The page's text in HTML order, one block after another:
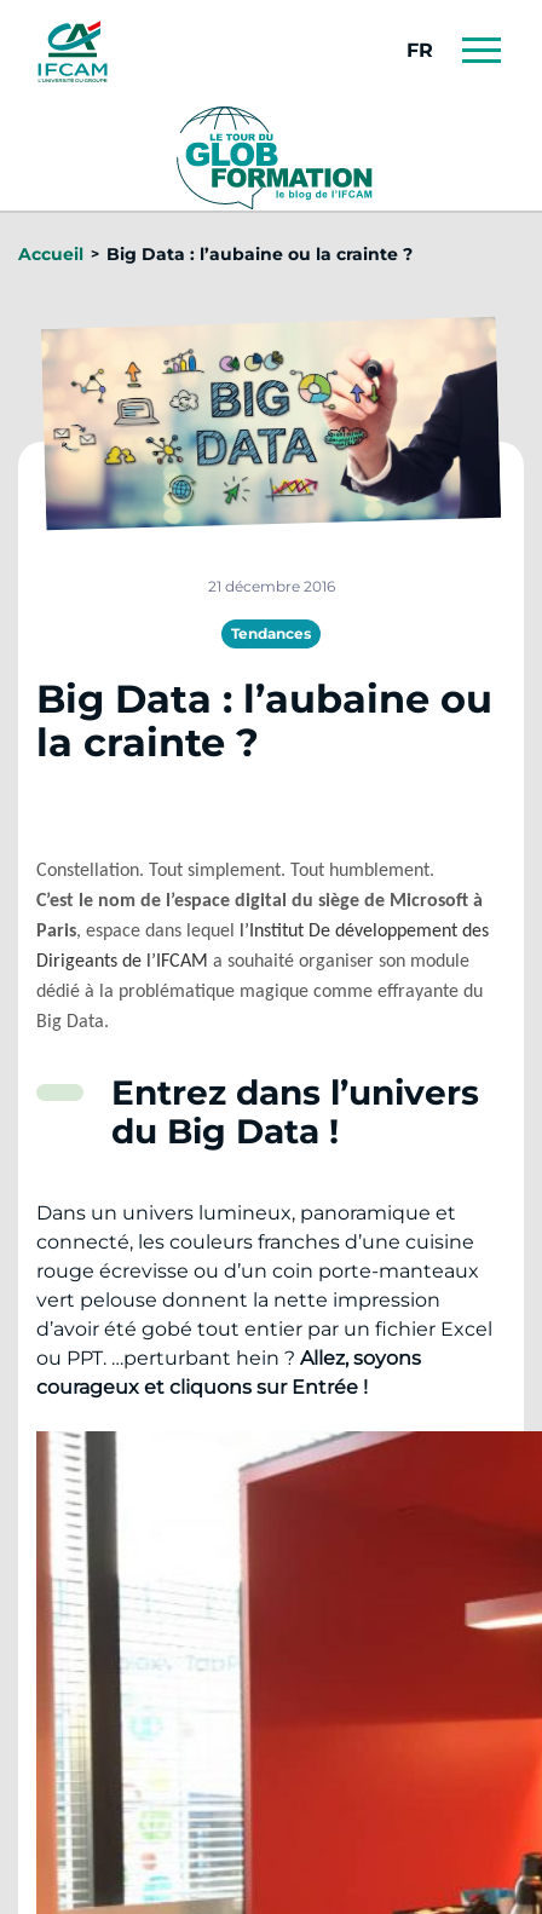
FRANÇAIS
Accueil Big Data : l’aubaine ou la crainte ?
21 décembre 2016
Tendances
Big Data : l’aubaine ou
la crainte ?
Constellation. Tout simplement. Tout humblement.
C’est le nom de l’espace digital du siège de Microsoft à
Paris, espace dans lequel l’Institut De développement des
Dirigeants de l’IFCAM a souhaité organiser son module
dédié à la problématique magique comme effrayante du
Big Data.
Entrez dans l’univers
du Big Data !
Dans un univers lumineux, panoramique et
connecté, les couleurs franches d’une cuisine
rouge écrevisse ou d’un coin porte-manteaux
vert pelouse donnent la nette impression
d’avoir été gobé tout entier par un fichier Excel
ou PPT. …perturbant hein ? Allez, soyons
courageux et cliquons sur Entrée !